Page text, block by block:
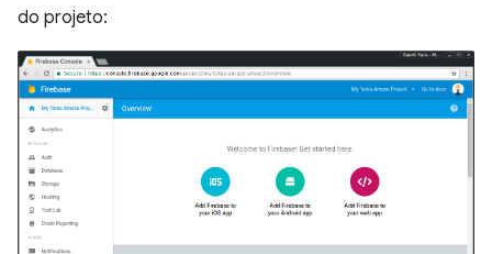
do projeto: